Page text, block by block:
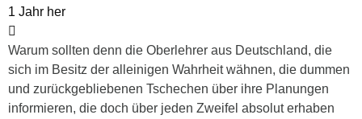
1 Jahr her
Warum sollten denn die Oberlehrer aus Deutschland, die
sich im Besitz der alleinigen Wahrheit wähnen, die dummen
und zurückgebliebenen Tschechen über ihre Planungen
informieren, die doch über jeden Zweifel absolut erhaben